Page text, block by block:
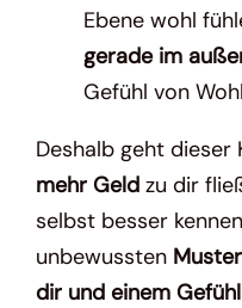
Ebene wohl
gerade im
Gefühl von
Deshalb geht dieser
mehr Geld zu dir
selbst besser
unbewussten
dir und einem